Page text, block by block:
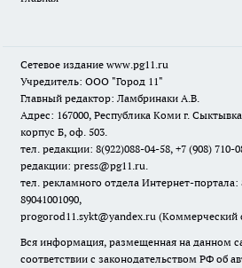
Сетевое издание www.pg11.ru
Учредитель: ООО "Город 11"
Главный редактор: Ламбринаки А.В.
Адрес: 167000, Республика Коми г.
корпус Б, оф. 503.
тел. редакции: 8(922)088-04-58, +7 (908) 710-
редакции: press@pg11.ru.
тел. рекламного отдела Интернет-портала:
89041001090,
progorod11.sykt@yandex.ru (Коммерческий
Вся информация, размещенная на данном
соответствии с законодательством РФ об